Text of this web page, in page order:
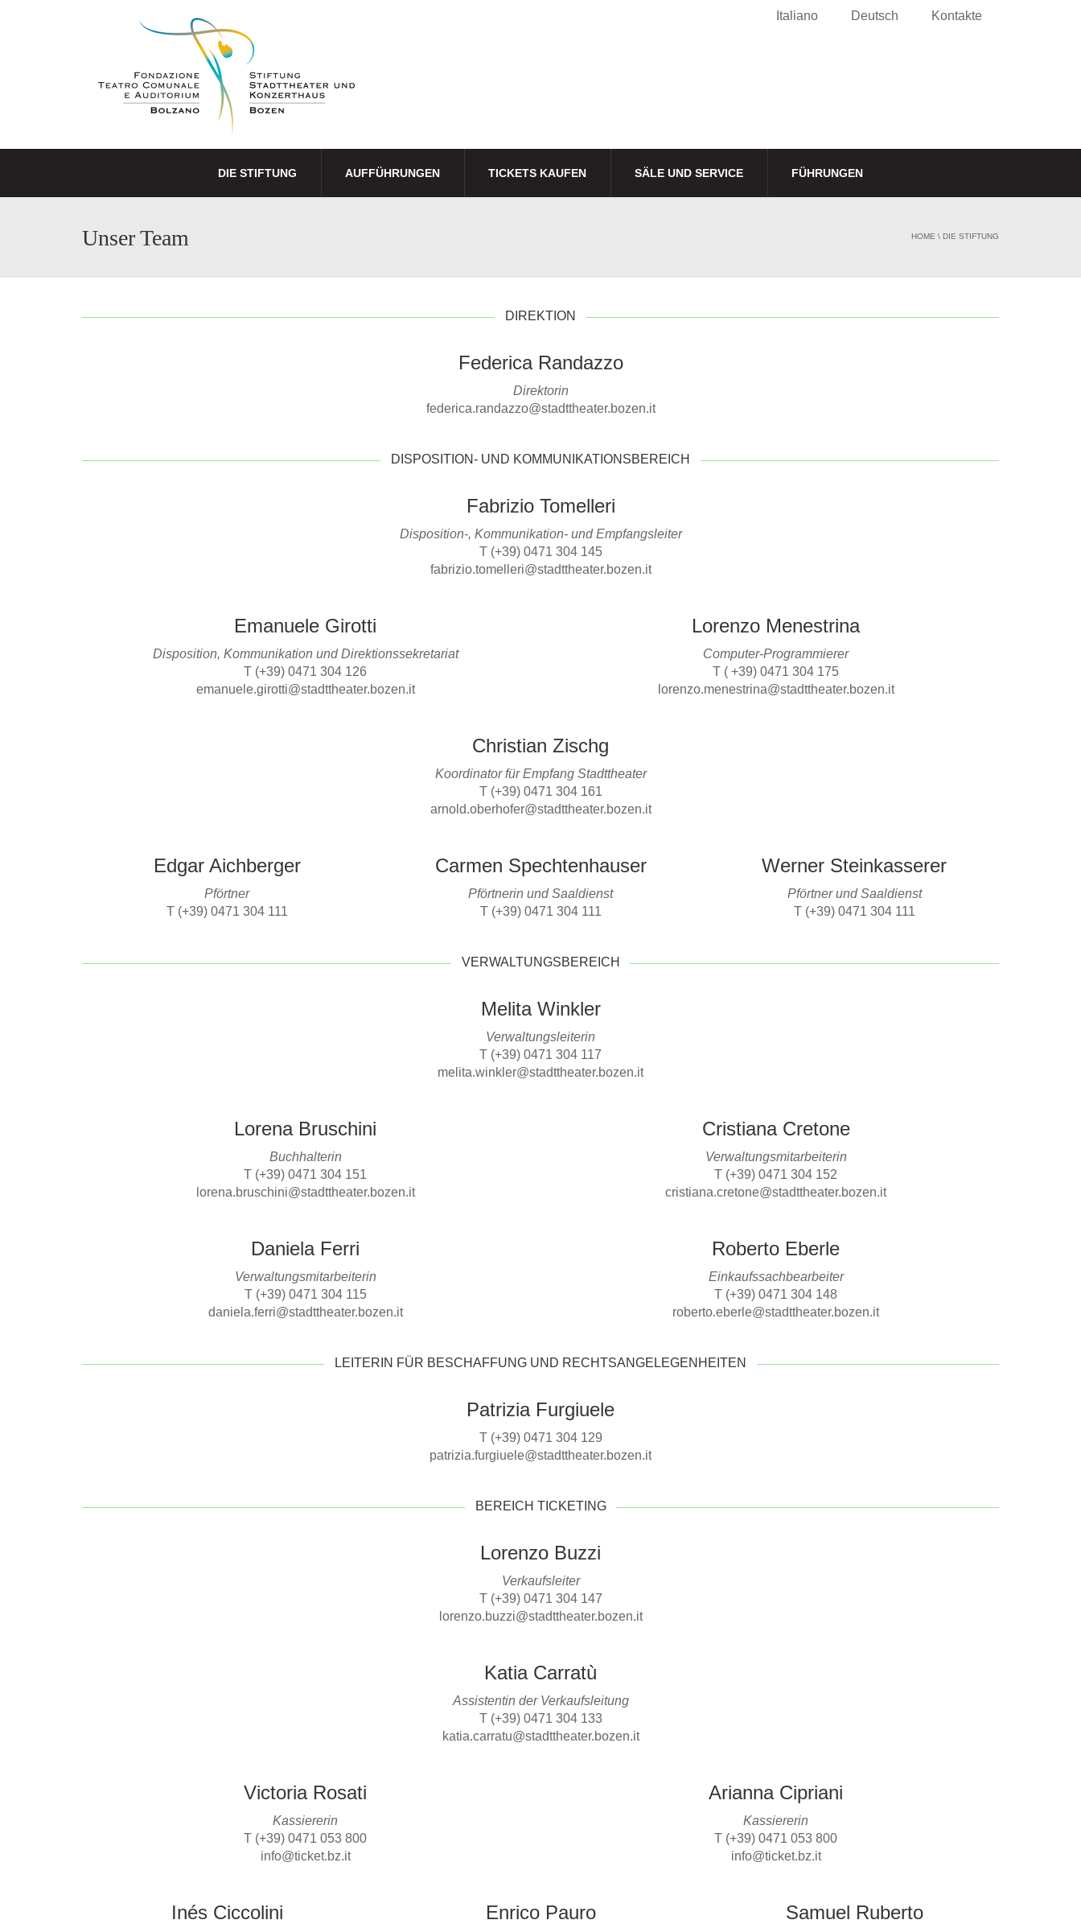
Italiano Deutsch Kontakte
DIE STIFTUNG AUFFÜHRUNGEN TICKETS KAUFEN SÄLE UND SERVICE FÜHRUNGEN
Unser Team HOME \ DIE STIFTUNG
DIREKTION
Federica Randazzo
Direktorin
federica.randazzo@stadttheater.bozen.it
DISPOSITION- UND KOMMUNIKATIONSBEREICH
Fabrizio Tomelleri
Disposition-, Kommunikation- und Empfangsleiter
T (+39) 0471 304 145
fabrizio.tomelleri@stadttheater.bozen.it
Emanuele Girotti
Disposition, Kommunikation und Direktionssekretariat
T (+39) 0471 304 126
emanuele.girotti@stadttheater.bozen.it
Lorenzo Menestrina
Computer-Programmierer
T ( +39) 0471 304 175
lorenzo.menestrina@stadttheater.bozen.it
Christian Zischg
Koordinator für Empfang Stadttheater
T (+39) 0471 304 161
arnold.oberhofer@stadttheater.bozen.it
Edgar Aichberger
Pförtner
T (+39) 0471 304 111
Carmen Spechtenhauser
Pförtnerin und Saaldienst
T (+39) 0471 304 111
Werner Steinkasserer
Pförtner und Saaldienst
T (+39) 0471 304 111
VERWALTUNGSBEREICH
Melita Winkler
Verwaltungsleiterin
T (+39) 0471 304 117
melita.winkler@stadttheater.bozen.it
Lorena Bruschini
Buchhalterin
T (+39) 0471 304 151
lorena.bruschini@stadttheater.bozen.it
Cristiana Cretone
Verwaltungsmitarbeiterin
T (+39) 0471 304 152
cristiana.cretone@stadttheater.bozen.it
Daniela Ferri
Verwaltungsmitarbeiterin
T (+39) 0471 304 115
daniela.ferri@stadttheater.bozen.it
Roberto Eberle
Einkaufssachbearbeiter
T (+39) 0471 304 148
roberto.eberle@stadttheater.bozen.it
LEITERIN FÜR BESCHAFFUNG UND RECHTSANGELEGENHEITEN
Patrizia Furgiuele
T (+39) 0471 304 129
patrizia.furgiuele@stadttheater.bozen.it
BEREICH TICKETING
Lorenzo Buzzi
Verkaufsleiter
T (+39) 0471 304 147
lorenzo.buzzi@stadttheater.bozen.it
Katia Carratù
Assistentin der Verkaufsleitung
T (+39) 0471 304 133
katia.carratu@stadttheater.bozen.it
Victoria Rosati
Kassiererin
T (+39) 0471 053 800
info@ticket.bz.it
Arianna Cipriani
Kassiererin
T (+39) 0471 053 800
info@ticket.bz.it
Inés Ciccolini Enrico Pauro Samuel Ruberto